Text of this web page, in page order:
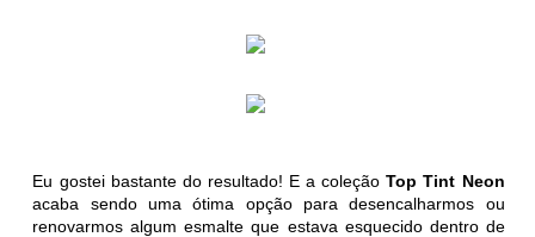
Eu gostei bastante do resultado! E a coleçãoTop Tint Neon
acaba sendo uma ótima opção para desencalharmos ou
renovarmos algum esmalte que estava esquecido dentro de